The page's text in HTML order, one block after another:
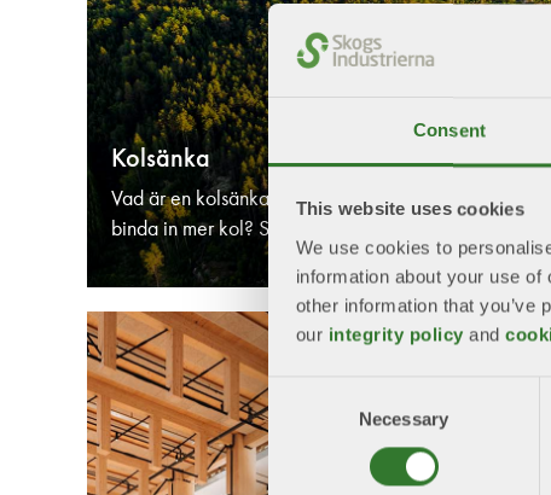
Consent
This website uses cookies
We use cookies to
information about your use
other information that you’ve
our integrity policy and
Consent
Selection
Necessary
Kolsänka
Vad är en kolsänka och hur fungerar den? Hur ser
binda in mer kol? Svaren hittar du här.